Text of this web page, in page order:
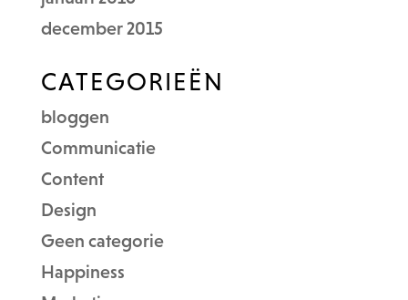
december 2015
CATEGORIEËN
bloggen
Communicatie
Content
Design
Geen categorie
Happiness